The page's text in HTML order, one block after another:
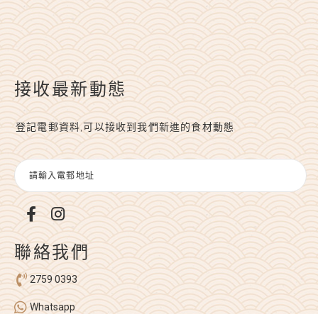
接收最新動態
登記電郵資料,可以接收到我們新進的食材動態
聯絡我們
2759 0393
Whatsapp